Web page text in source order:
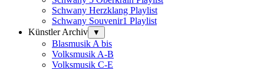
Schwany Herzklang Playlist
Schwany Souvenir1 Playlist
Künstler Archiv
▼
Blasmusik A bis
Volksmusik A-B
Volksmusik C-E